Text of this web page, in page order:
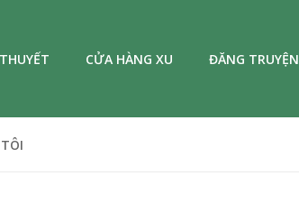
CỬA HÀNG XU ĐĂNG TRUYỆN